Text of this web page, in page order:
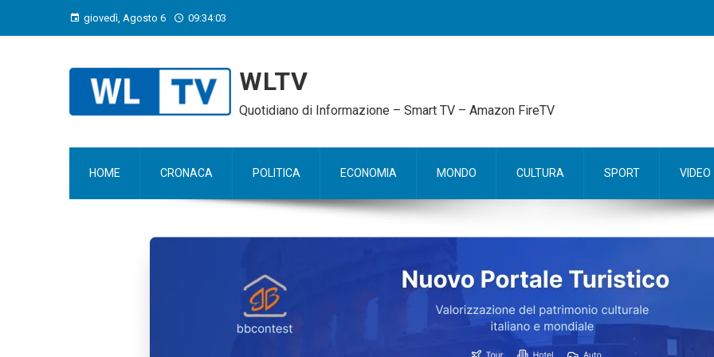
giovedì, Agosto 6 09:34:04
WLTV
Quotidiano di Informazione – Smart TV – Amazon FireTV
HOME CRONACA POLITICA ECONOMIA MONDO CULTURA SPORT VIDEO